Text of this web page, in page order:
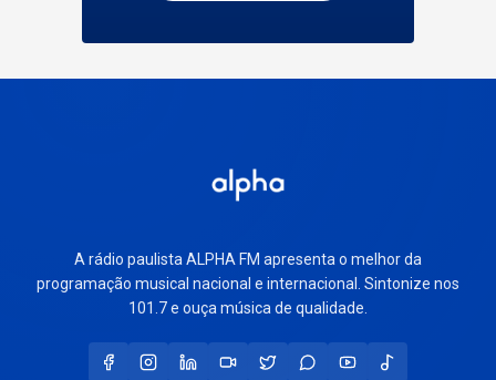
A rádio paulista ALPHA FM apresenta o melhor da
programação musical nacional e internacional. Sintonize nos
101.7 e ouça música de qualidade.